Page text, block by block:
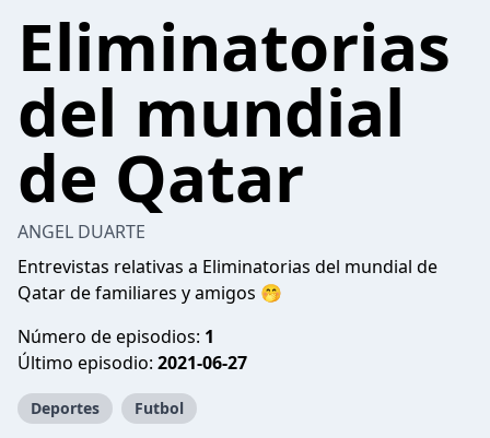
Eliminatorias
del mundial
de Qatar
ANGEL DUARTE
Entrevistas relativas a Eliminatorias del mundial de
Qatar de familiares y amigos 🤭
Número de episodios: 1
Último episodio: 2021-06-27
Deportes Futbol